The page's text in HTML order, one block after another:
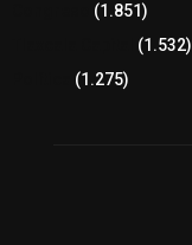
(1.851)
(1.532)
(1.275)